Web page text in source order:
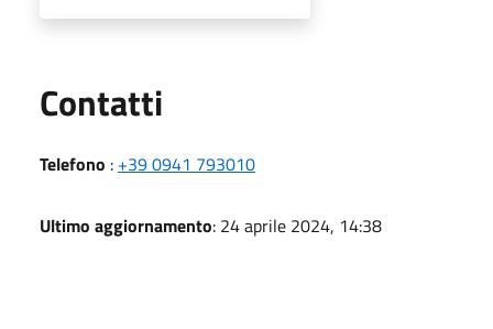
Contatti
Telefono : +39 0941 793010
Ultimo aggiornamento: 24 aprile 2024, 14:38